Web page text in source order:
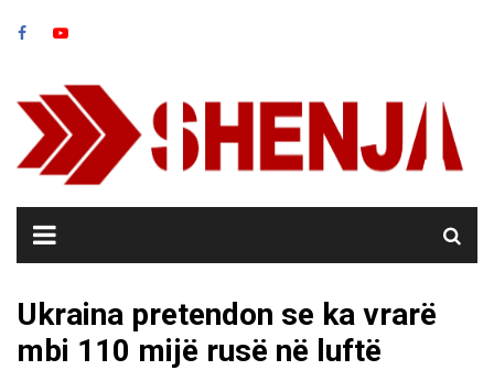
Ukraina pretendon se ka vrarë
mbi 110 mijë rusë në luftë